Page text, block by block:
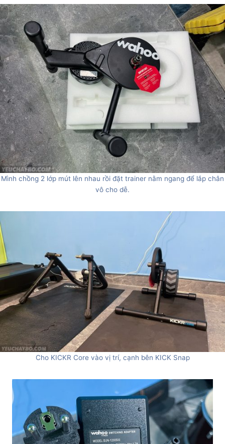
Mình chồng 2 lớp mút lên nhau rồi đặt trainer nằm ngang để lắp chân
vô cho dễ.
Cho KICKR Core vào vị trí, cạnh bên KICK Snap